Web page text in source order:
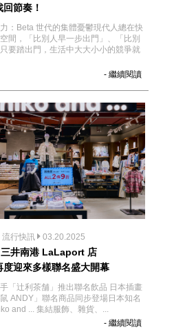
節奏！
：Beta 世代的集體憂鬱現代人總在快
間，「比別人早一步出門」、「比別
要踏出門，生活中大大小小的競爭就
- 繼續閱讀
流行快訊 03.20.2025
井南港 LaLaport 店
度迎來多樣聯名盛大開幕
「辻利茶舗」推出聯名飲品 日本插畫
ANDY」聯名商品同步登場日本知名
and ... 集結服飾、雜貨、...
- 繼續閱讀